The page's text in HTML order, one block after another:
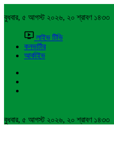
বুধবার, ৫ আগস্ট ২০২৬, ২০ শ্রাবণ ১৪৩৩
লাইভ টিভি
কনভার্টার
আর্কাইভ
বুধবার, ৫ আগস্ট ২০২৬, ২০ শ্রাবণ ১৪৩৩